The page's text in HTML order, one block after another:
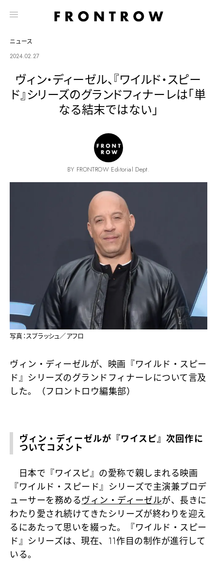
ニュース
2024.02.27
ヴィン・ディーゼル、『ワイルド・スピー
ド』シリーズのグランドフィナーレは「単
なる結末ではない」
BY FRONTROW Editorial Dept.
写真：スプラッシュ／アフロ
ヴィン・ディーゼルが、映画『ワイルド・スピー
ド』シリーズのグランドフィナーレについて言及
した。（フロントロウ編集部）
ヴィン・ディーゼルが『ワイスピ』次回作に
ついてコメント
日本で『ワイスピ』の愛称で親しまれる映画
『ワイルド・スピード』シリーズで主演兼プロデ
ューサーを務めるヴィン・ディーゼルが、長きに
わたり愛され続けてきたシリーズが終わりを迎え
るにあたって思いを綴った。『ワイルド・スピー
ド』シリーズは、現在、11作目の制作が進行して
いる。